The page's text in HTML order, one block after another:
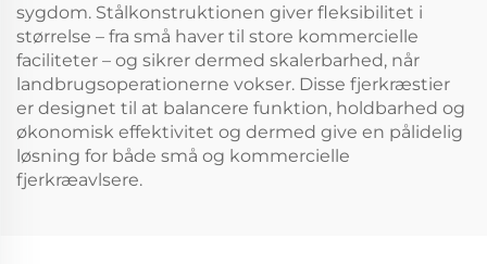
sygdom. Stålkonstruktionen giver fleksibilitet i
størrelse – fra små haver til store kommercielle
faciliteter – og sikrer dermed skalerbarhed, når
landbrugsoperationerne vokser. Disse fjerkræstier
er designet til at balancere funktion, holdbarhed og
økonomisk effektivitet og dermed give en pålidelig
løsning for både små og kommercielle
fjerkræavlsere.